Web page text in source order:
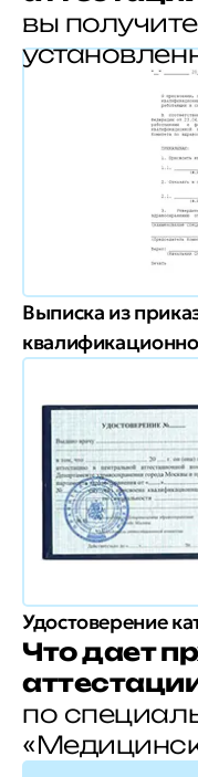
вы
Выписка из
Удостоверение
Что дает
по